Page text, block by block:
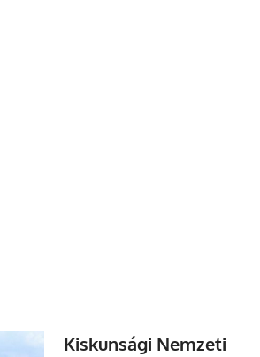
Kiskunsági Nemzeti